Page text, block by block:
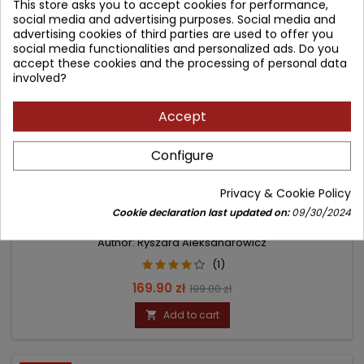
ANATOMIA KLINICZNA GŁOWY I SZYI
Author: Ryszard Aleksandrowicz
(1)
Price
169.90 zł Regular
price
199.00 zł
 Add to cart
This store asks you to accept cookies for performance,
social media and advertising purposes. Social media and
advertising cookies of third parties are used to offer you
social media functionalities and personalized ads. Do you
accept these cookies and the processing of personal data
involved?
Accept
Configure
Privacy & Cookie Policy
Cookie declaration last updated on:09/30/2024